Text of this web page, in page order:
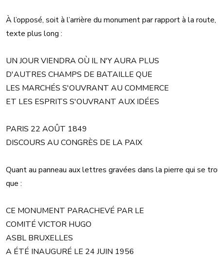
À l’opposé, soit à l’arrière du monument par rapport à la
texte plus long :
UN JOUR VIENDRA OÙ IL N'Y AURA PLUS
D'AUTRES CHAMPS DE BATAILLE QUE
LES MARCHÉS S'OUVRANT AU COMMERCE
ET LES ESPRITS S'OUVRANT AUX IDÉES
PARIS 22 AOÛT 1849
DISCOURS AU CONGRÈS DE LA PAIX
Quant au panneau aux lettres gravées dans la pierre qui se
que :
CE MONUMENT PARACHEVÉ PAR LE
COMITÉ VICTOR HUGO
ASBL BRUXELLES
A ÉTÉ INAUGURÉ LE 24 JUIN 1956